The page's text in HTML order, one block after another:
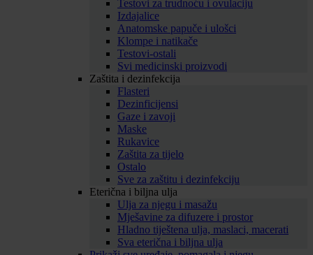
Testovi za trudnoću i ovulaciju
Izdajalice
Anatomske papuče i ulošci
Klompe i natikače
Testovi-ostali
Svi medicinski proizvodi
Zaštita i dezinfekcija
Flasteri
Dezinficijensi
Gaze i zavoji
Maske
Rukavice
Zaštita za tijelo
Ostalo
Sve za zaštitu i dezinfekciju
Eterična i biljna ulja
Ulja za njegu i masažu
Mješavine za difuzere i prostor
Hladno tiještena ulja, maslaci, macerati
Sva eterična i biljna ulja